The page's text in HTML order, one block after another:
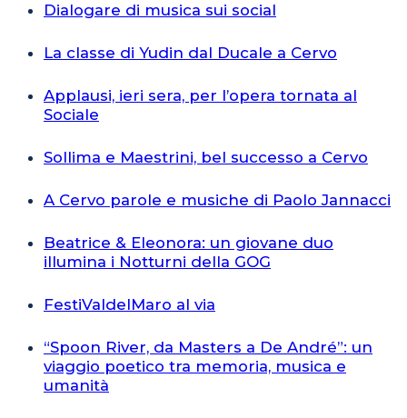
Dialogare di musica sui social
La classe di Yudin dal Ducale a Cervo
Applausi, ieri sera, per l’opera tornata al
Sociale
Sollima e Maestrini, bel successo a Cervo
A Cervo parole e musiche di Paolo Jannacci
Beatrice & Eleonora: un giovane duo
illumina i Notturni della GOG
FestiValdelMaro al via
“Spoon River, da Masters a De André”: un
viaggio poetico tra memoria, musica e
umanità